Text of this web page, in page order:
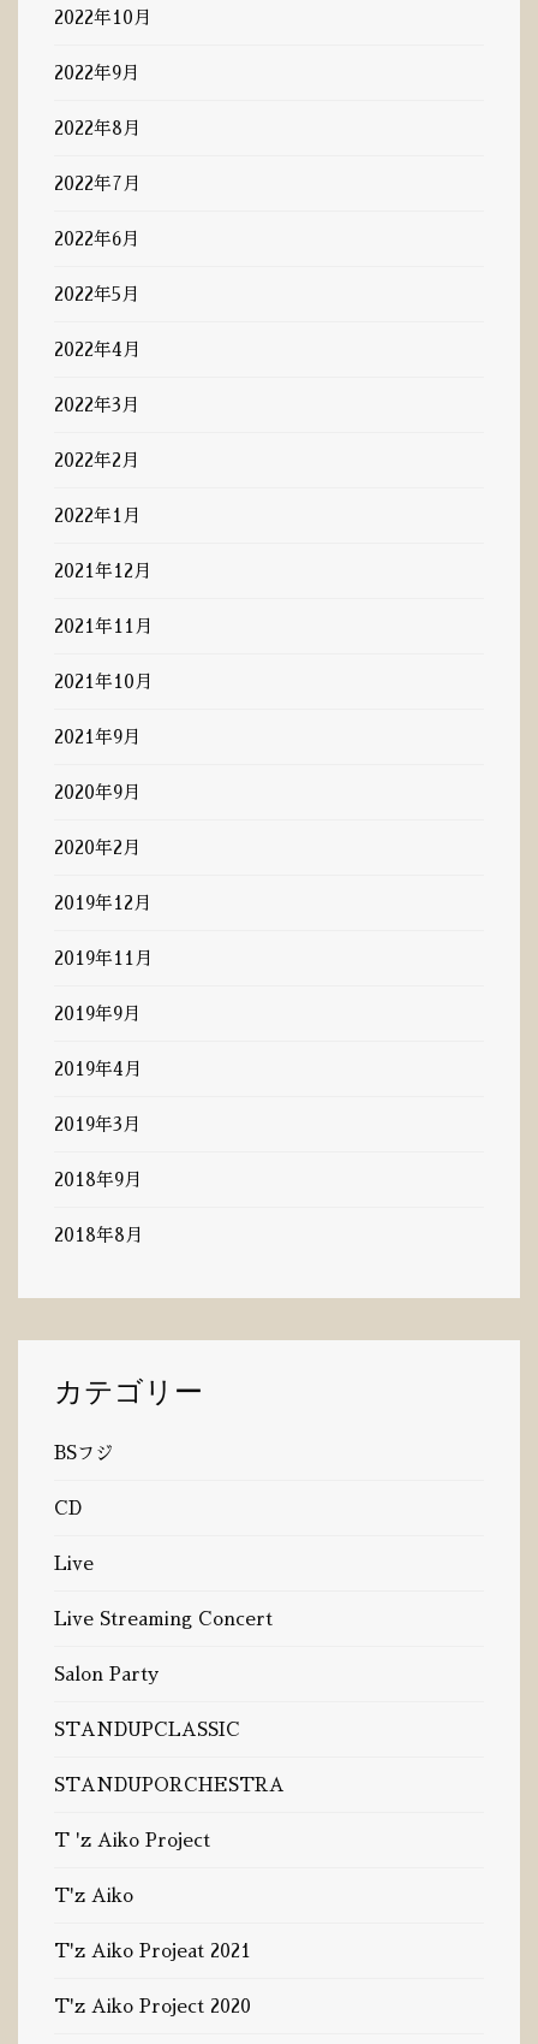
2022年10月
2022年9月
2022年8月
2022年7月
2022年6月
2022年5月
2022年4月
2022年3月
2022年2月
2022年1月
2021年12月
2021年11月
2021年10月
2021年9月
2020年9月
2020年2月
2019年12月
2019年11月
2019年9月
2019年4月
2019年3月
2018年9月
2018年8月
カテゴリー
BSフジ
CD
Live
Live Streaming Concert
Salon Party
STANDUPCLASSIC
STANDUPORCHESTRA
T 'z Aiko Project
T'z Aiko
T'z Aiko Projeat 2021
T'z Aiko Project 2020